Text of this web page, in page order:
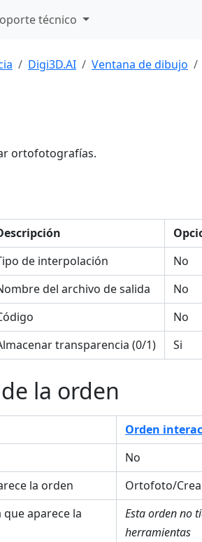
técnico
Digi3D.AI Ventana de dibujo
ortofotografías.
de interpolación
No
del archivo de salida
No
No
transparencia (0/1) Si
la orden
Orden
No
la orden
Ortofoto/
aparece la
Esta orden no
herramientas